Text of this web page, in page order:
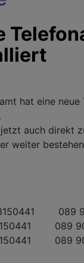
hat eine neue
auch direkt
weiter
089 904
089
089